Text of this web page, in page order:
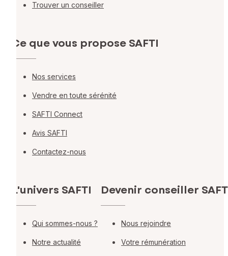
Trouver un conseiller
Ce que vous propose SAFTI
Nos services
Vendre en toute sérénité
SAFTI Connect
Avis SAFTI
Contactez-nous
L'univers SAFTI
Qui sommes-nous ?
Notre actualité
Devenir conseiller
Nous rejoindre
Votre rémunération